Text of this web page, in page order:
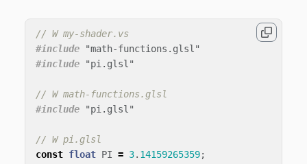
// W my-shader.vs
#include
"math-functions.glsl"
#include
"pi.glsl"
// W math-functions.glsl
#include
"pi.glsl"
// W pi.glsl
const float PI = 3. 14159265359;